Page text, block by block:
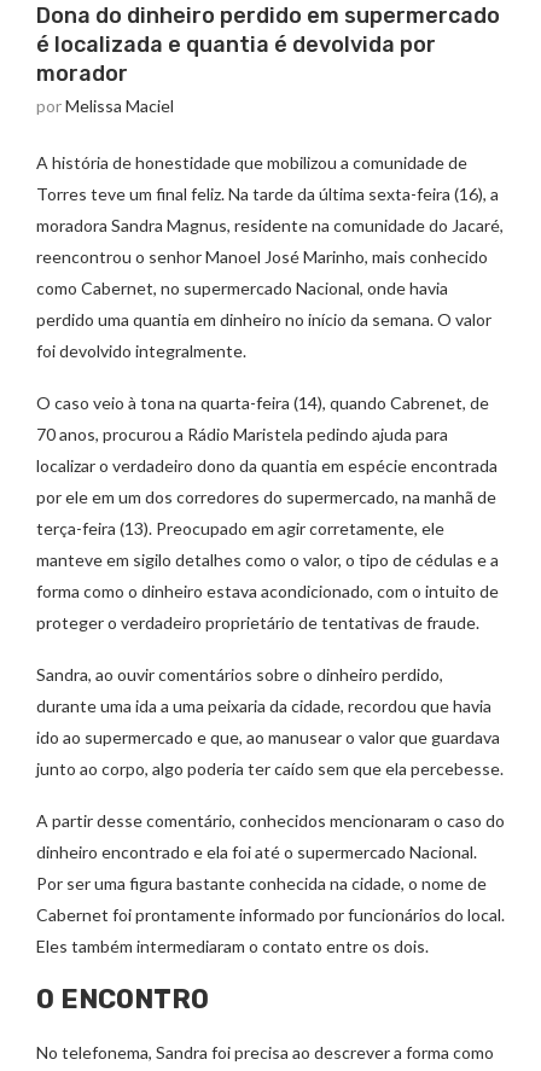
Dona do dinheiro perdido em supermercado
é localizada e quantia é devolvida por
morador
porMelissa Maciel
A história de honestidade que mobilizou a comunidade de
Torres teve um final feliz. Na tarde da última sexta-feira (16), a
moradora Sandra Magnus, residente na comunidade do Jacaré,
reencontrou o senhor Manoel José Marinho, mais conhecido
como Cabernet, no supermercado Nacional, onde havia
perdido uma quantia em dinheiro no início da semana. O valor
foi devolvido integralmente.
O caso veio à tona na quarta-feira (14), quando Cabrenet, de
70 anos, procurou a Rádio Maristela pedindo ajuda para
localizar o verdadeiro dono da quantia em espécie encontrada
por ele em um dos corredores do supermercado, na manhã de
terça-feira (13). Preocupado em agir corretamente, ele
manteve em sigilo detalhes como o valor, o tipo de cédulas e a
forma como o dinheiro estava acondicionado, com o intuito de
proteger o verdadeiro proprietário de tentativas de fraude.
Sandra, ao ouvir comentários sobre o dinheiro perdido,
durante uma ida a uma peixaria da cidade, recordou que havia
ido ao supermercado e que, ao manusear o valor que guardava
junto ao corpo, algo poderia ter caído sem que ela percebesse.
A partir desse comentário, conhecidos mencionaram o caso do
dinheiro encontrado e ela foi até o supermercado Nacional.
Por ser uma figura bastante conhecida na cidade, o nome de
Cabernet foi prontamente informado por funcionários do local.
Eles também intermediaram o contato entre os dois.
O ENCONTRO
No telefonema, Sandra foi precisa ao descrever a forma como